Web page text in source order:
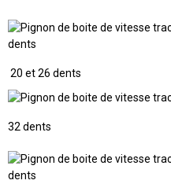
20 et 26 dents
32 dents